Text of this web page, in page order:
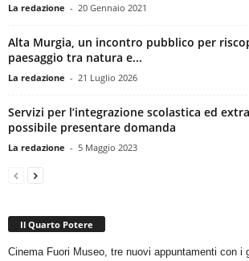
La redazione - 20 Gennaio 2021
Alta Murgia, un incontro pubblico per
paesaggio tra natura e...
La redazione - 21 Luglio 2026
Servizi per l’integrazione scolastica ed
possibile presentare domanda
La redazione - 5 Maggio 2023
Il Quarto Potere
Cinema Fuori Museo, tre nuovi appuntamenti con i